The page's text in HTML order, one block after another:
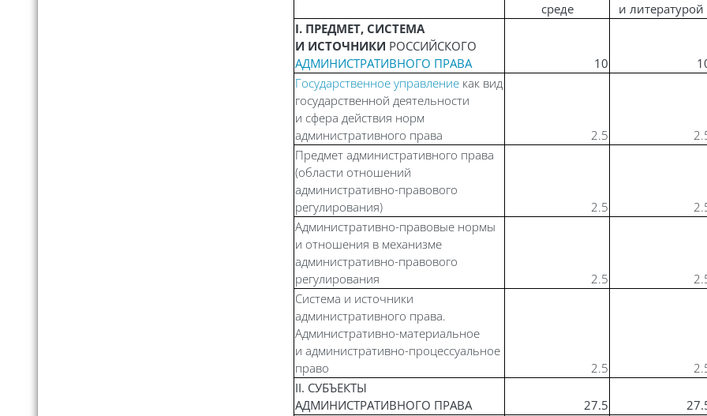
среде
и литературой
I. ПРЕДМЕТ, СИСТЕМА
И ИСТОЧНИКИ РОССИЙСКОГО
АДМИНИСТРАТИВНОГО ПРАВА
10
Государственное управление как вид
государственной деятельности
и сфера действия норм
административного права
2.5
Предмет административного права
(области отношений
административно-правового
регулирования)
2.5
Административно-правовые нормы
и отношения в механизме
административно-правового
регулирования
2.5
Система и источники
административного права.
Административно-материальное
и административно-процессуальное
право
2.5
II. СУБЪЕКТЫ
АДМИНИСТРАТИВНОГО ПРАВА
27.5